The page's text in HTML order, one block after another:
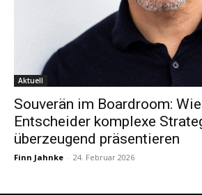
Aktuell
Souverän im Boardroom:
Entscheider komplexe
überzeugend präsentieren
Finn Jahnke - 24. Februar 2026